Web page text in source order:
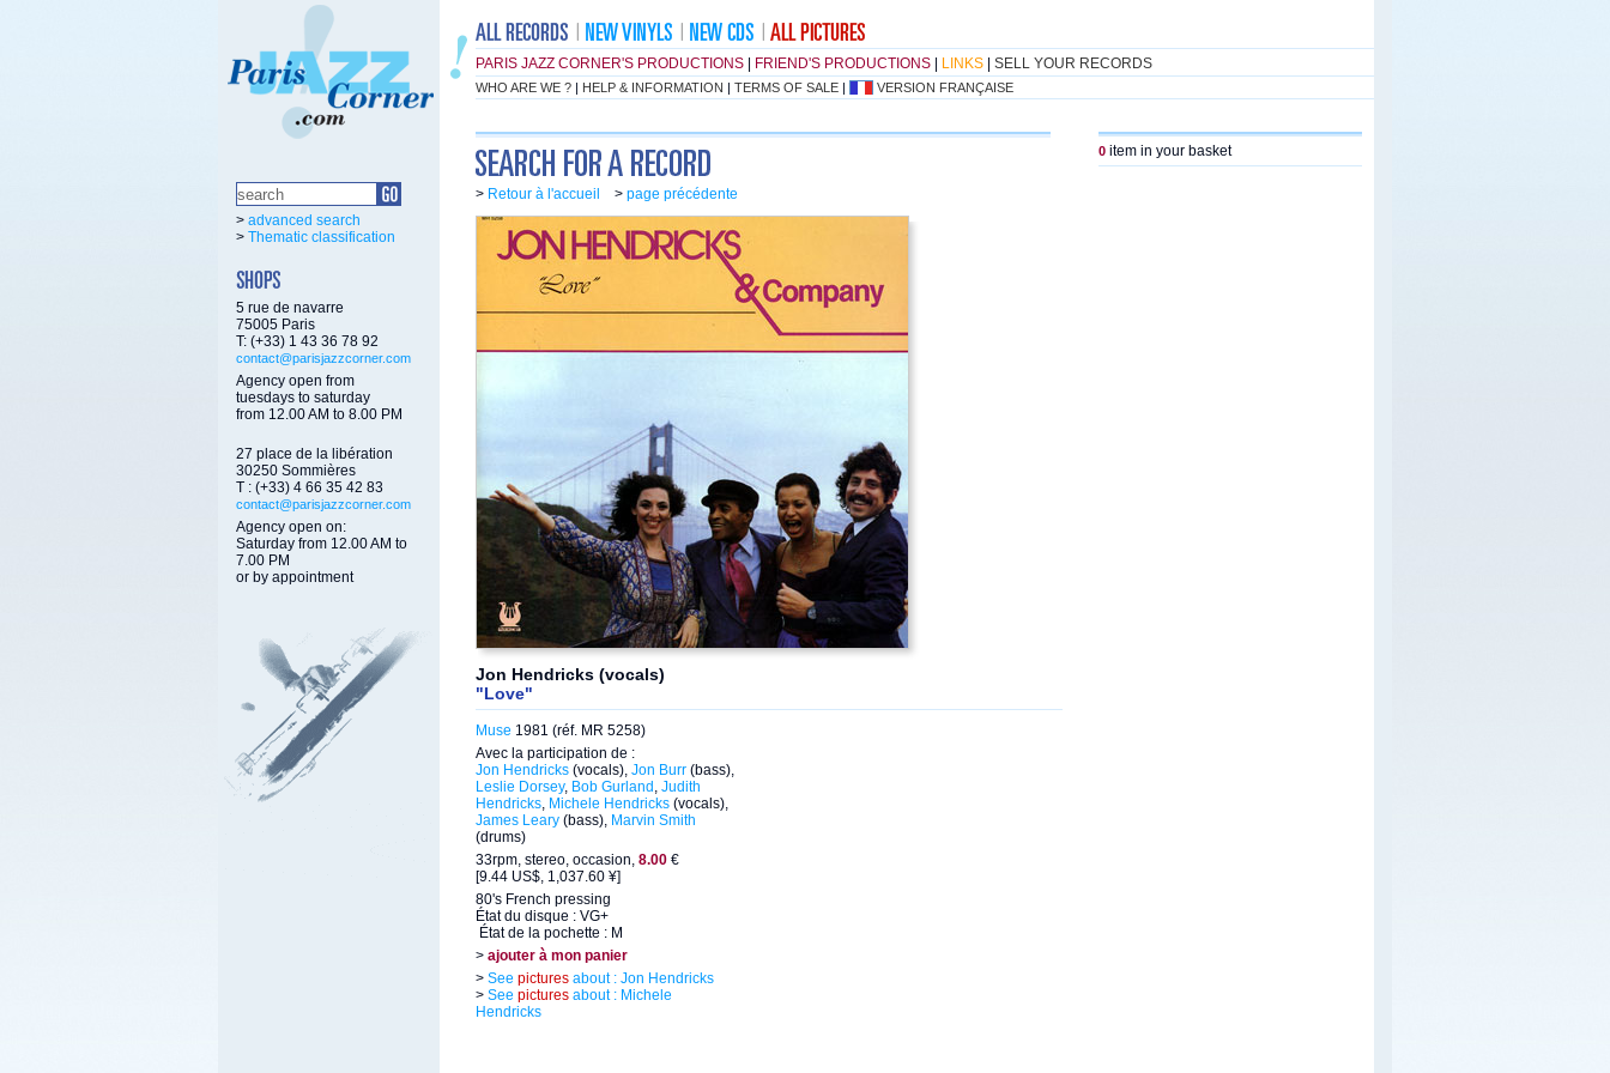
PARIS JAZZ CORNER'S PRODUCTIONS FRIEND'S PRODUCTIONS LINKS SELL YOUR RECORDS
WHO ARE WE ? | HELP & INFORMATION | TERMS OF SALE | VERSION FRANÇAISE
> advanced search
> Thematic classification
5 rue de navarre
75005 Paris
T: (+33) 1 43 36 78 92
contact@parisjazzcorner.com
Agency open from
tuesdays to saturday
from 12.00 AM to 8.00 PM
27 place de la libération
30250 Sommières
T : (+33) 4 66 35 42 83
contact@parisjazzcorner.com
Agency open on:
Saturday from 12.00 AM to
7.00 PM
or by appointment
> Retour à l'accueil > page précédente
Jon Hendricks (vocals)
"Love"
Muse 1981 (réf. MR 5258)
Avec la participation de :
Jon Hendricks (vocals), Jon Burr (bass),
Leslie Dorsey, Bob Gurland , Judith
Hendricks, Michele Hendricks (vocals),
James Leary (bass), Marvin Smith
(drums)
33rpm, stereo, occasion, 8.00 €
[9.44 US$, 1,037.60 ¥]
80's French pressing
État du disque : VG+
État de la pochette : M
> ajouter à mon panier
> See pictures about : Jon Hendricks
> See pictures about : Michele
Hendricks
0 item in your basket